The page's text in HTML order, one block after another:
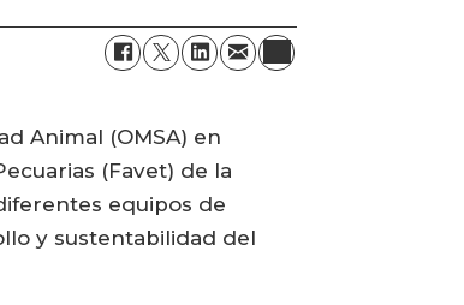
Animal (OMSA) en
(Favet) de la
equipos de
y sustentabilidad del